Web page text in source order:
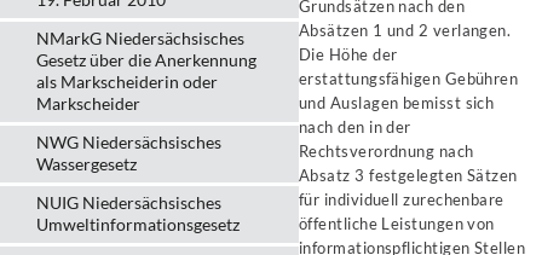
NMarkG Niedersächsisches
Gesetz über die Anerkennung
als Markscheiderin oder
Markscheider
NWG Niedersächsisches
Wassergesetz
NUIG Niedersächsisches
Umweltinformationsgesetz
Grundsätzen nach den
Absätzen 1 und 2 verlangen.
Die Höhe der
erstattungsfähigen Gebühren
und Auslagen bemisst sich
nach den in der
Rechtsverordnung nach
Absatz 3 festgelegten Sätzen
für individuell zurechenbare
öffentliche Leistungen von
informationspflichtigen Stellen